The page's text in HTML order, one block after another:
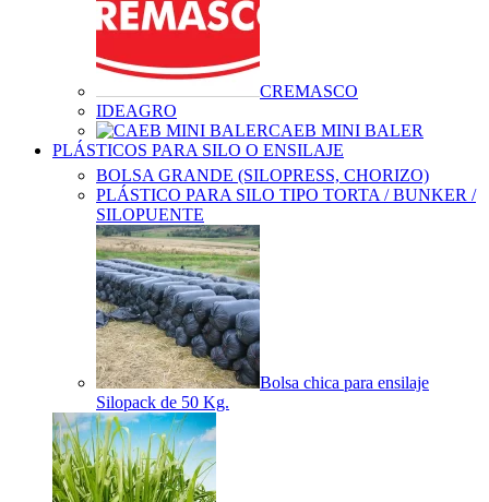
CREMASCO
IDEAGRO
CAEB MINI BALER
PLÁSTICOS PARA SILO O ENSILAJE
BOLSA GRANDE (SILOPRESS, CHORIZO)
PLÁSTICO PARA SILO TIPO TORTA / BUNKER /
SILOPUENTE
Bolsa chica para ensilaje
Silopack de 50 Kg.